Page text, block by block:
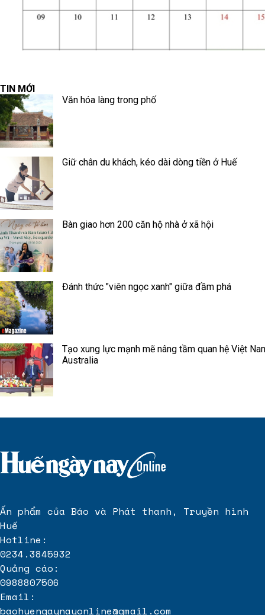
TIN MỚI
Văn hóa làng trong phố
Giữ chân du khách, kéo dài dòng tiền ở Huế
Bàn giao hơn 200 căn hộ nhà ở xã hội
Đánh thức "viên ngọc xanh" giữa đầm phá
Tạo xung lực mạnh mẽ nâng tầm quan hệ Việt
Australia
Ấn phẩm của Báo và Phát thanh, Truyền hình
Huế
Hotline:
0234.3845932
Quảng cáo:
0988807506
Email:
baohuengaynayonline@gmail.com